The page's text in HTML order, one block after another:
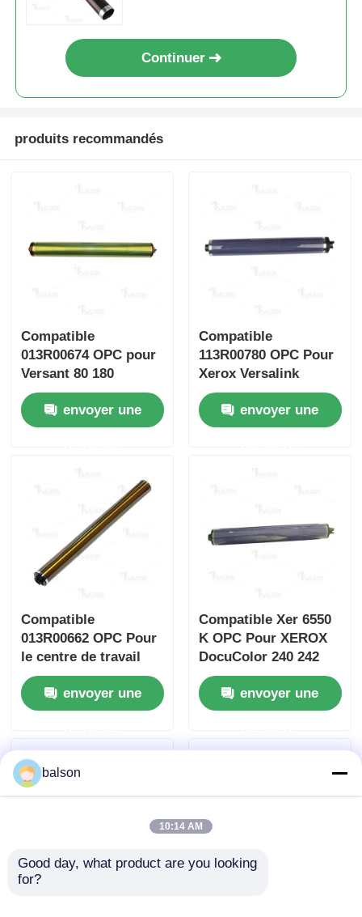
Le TONER CHIP HP
Puce de toner Xerox
Puce de tonique Canon
Puce de tonifiant Minolta
Puce de tonifiant Ricoh
Parties d'imprimantes et de copistes
Unité de batterie et fusible
Cartouche de toner
La puce de Pantum
Continuer
produits recommandés
Compatible
013R00674 OPC pour
Versant 80 180
envoyer une
Compatible
113R00780 OPC Pour
Xerox Versalink
C7020 c7025 C7030
C7000 envoyer une
Compatible
013R00662 OPC Pour
le centre de travail
Xerox 7525 7530 7535
envoyer une
Compatible Xer 6550
K OPC Pour XEROX
DocuColor 240 242
250 252
envoyer une
balson
10:14 AM
Good day, what product are you looking
for?